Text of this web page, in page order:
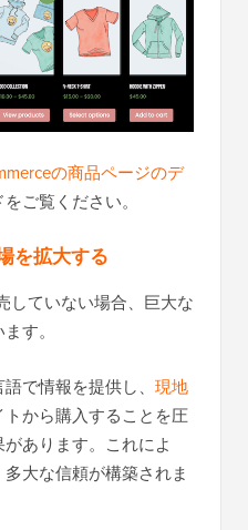
の商品ページのデ
ご覧ください。
を拡大する
していない場合、巨大な
す。
で情報を提供し、 現地
から購入することを圧
あります。これによ
大な信頼が構築されま